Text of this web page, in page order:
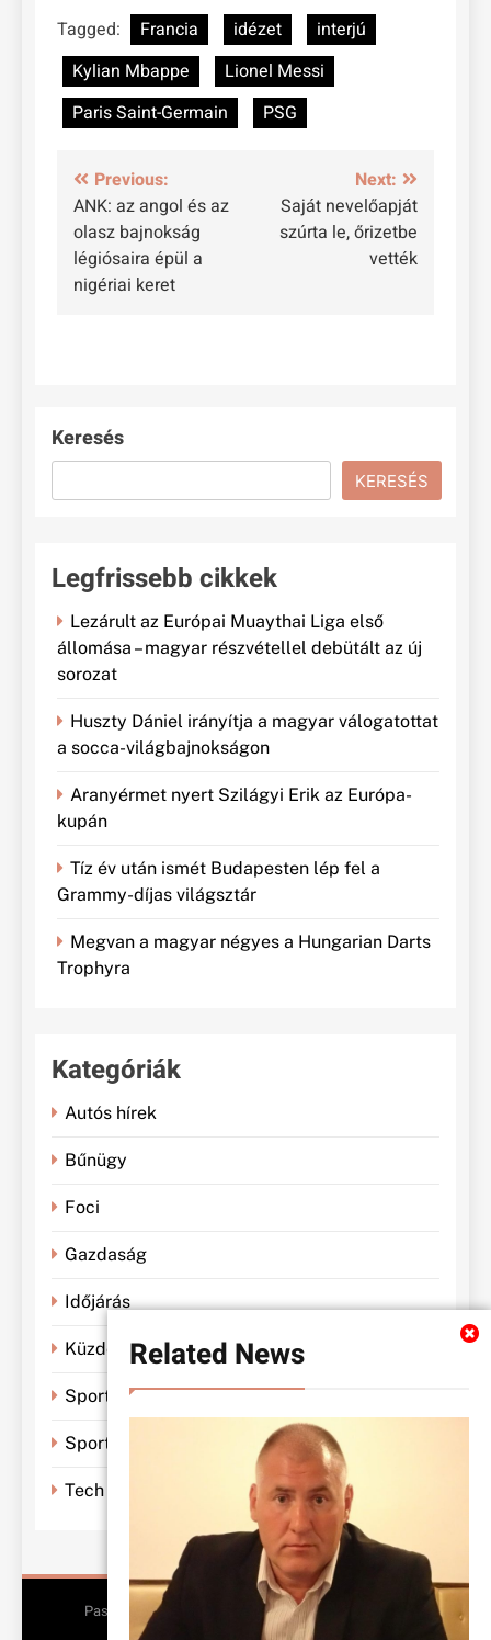
Tagged: Francia idézet
interjú
Kylian Mbappe
Lionel Messi
Paris Saint-Germain
PSG
Bejegyzés
navigáció
Previous:
ANK: az angol és az
olasz bajnokság
légiósaira épül a
nigériai keret
Next:
Saját nevelőapját
szúrta le, őrizetbe
vették
Related News
Keresés
KERESÉS
Legfrissebb cikkek
Lezárult az Európai Muaythai Liga első
állomása – magyar részvétellel debütált az új
sorozat
Huszty Dániel irányítja a magyar válogatottat
a socca-világbajnokságon
Aranyérmet nyert Szilágyi Erik az Európa-
kupán
Tíz év után ismét Budapesten lép fel a
Grammy-díjas világsztár
Megvan a magyar négyes a Hungarian Darts
Trophyra
Kategóriák
Autós hírek
Bűnügy
Foci
Gazdaság
Időjárás
Küzdősportok
Sportbánya
Sporthírek
Tech
Pasiklub - All Rights Reserved 2026.. Free Theme By
BlazeThemes .